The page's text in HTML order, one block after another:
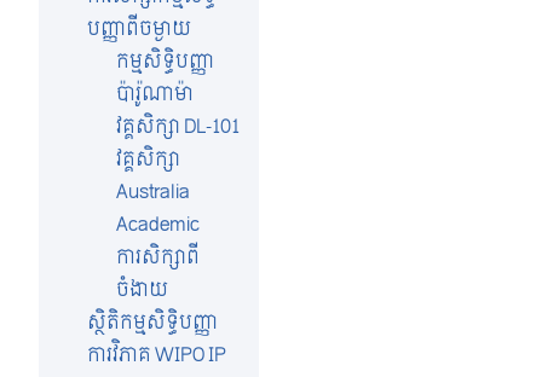
បញ្ញាពីចម្ងាយ
កម្មសិទ្ធិបញ្ញា
ប៉ារ៉ូណាម៉ា
វគ្គសិក្សា DL-101
វគ្គសិក្សា
Australia
Academic
ការសិក្សាពី
ចំងាយ
ស្ថិតិកម្មសិទ្ធិបញ្ញា
ការវិភាគ WIPO IP